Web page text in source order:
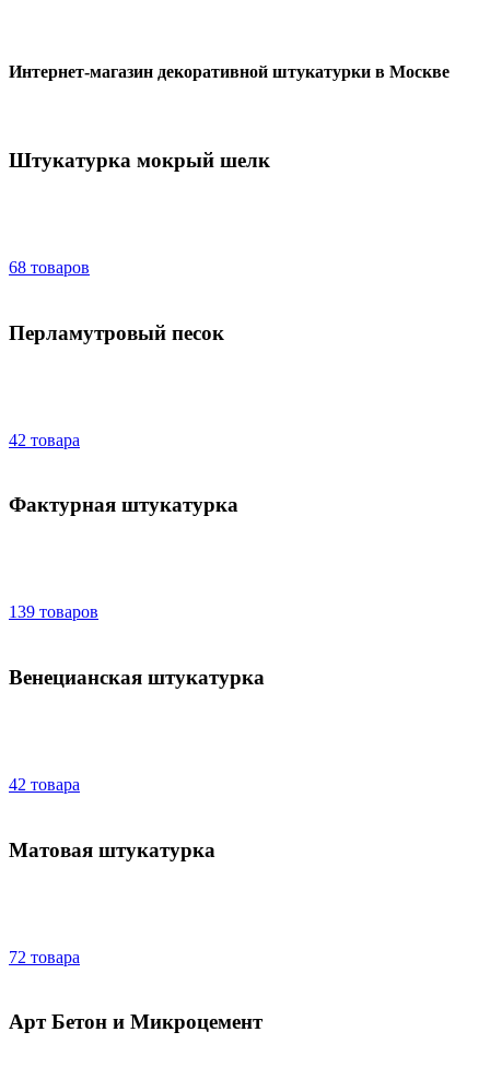
Интернет-магазин декоративной штукатурки в Москве
Штукатурка мокрый шелк
68 товаров
Перламутровый песок
42 товара
Фактурная штукатурка
139 товаров
Венецианская штукатурка
42 товара
Матовая штукатурка
72 товара
Арт Бетон и Микроцемент